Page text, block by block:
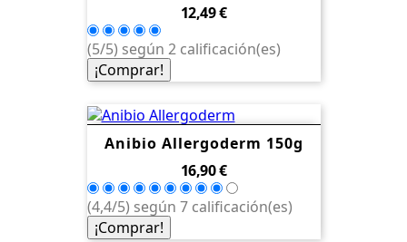
Precio
12,49 €
(5/5) según 2 calificación(es)
¡Comprar!
Anibio Allergoderm 150g
Precio
16,90 €
(4,4/5) según 7 calificación(es)
¡Comprar!